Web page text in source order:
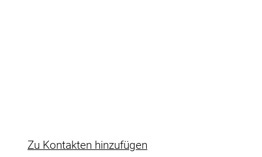
Zu Kontakten hinzufügen